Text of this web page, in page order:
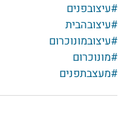
#עיצובפנים
#עיצובהבית
#עיצובמונוכרום
#מונוכרום
#מעצבתפנים